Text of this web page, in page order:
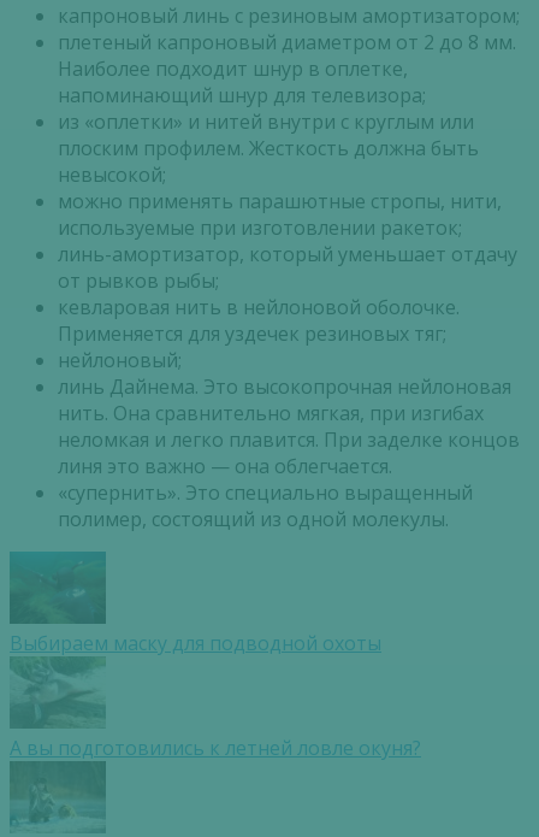
капроновый линь с резиновым амортизатором;
плетеный капроновый диаметром от 2 до 8 мм.
Наиболее подходит шнур в оплетке,
напоминающий шнур для телевизора;
из «оплетки» и нитей внутри с круглым или
плоским профилем. Жесткость должна быть
невысокой;
можно применять парашютные стропы, нити,
используемые при изготовлении ракеток;
линь-амортизатор, который уменьшает отдачу
от рывков рыбы;
кевларовая нить в нейлоновой оболочке.
Применяется для уздечек резиновых тяг;
нейлоновый;
линь Дайнема. Это высокопрочная нейлоновая
нить. Она сравнительно мягкая, при изгибах
неломкая и легко плавится. При заделке концов
линя это важно — она облегчается.
«супернить». Это специально выращенный
полимер, состоящий из одной молекулы.
Выбираем маску для подводной охоты
А вы подготовились к летней ловле окуня?